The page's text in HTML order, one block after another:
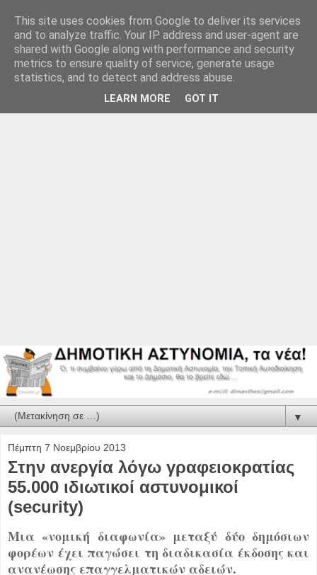
▼
Πέμπτη 7 Νοεμβρίου 2013
Στην ανεργία λόγω γραφειοκρατίας
55.000 ιδιωτικοί αστυνομικοί
(security)
Μια «νομική διαφωνία» μεταξύ δύο δημόσιων
φορέων έχει παγώσει τη διαδικασία έκδοσης και
ανανέωσης επαγγελματικών αδειών.
This site uses cookies from Google to deliver its services
and to analyze traffic. Your IP address and user-agent are
shared with Google along with performance and security
metrics to ensure quality of service, generate usage
statistics, and to detect and address abuse.
LEARN MORE GOT IT